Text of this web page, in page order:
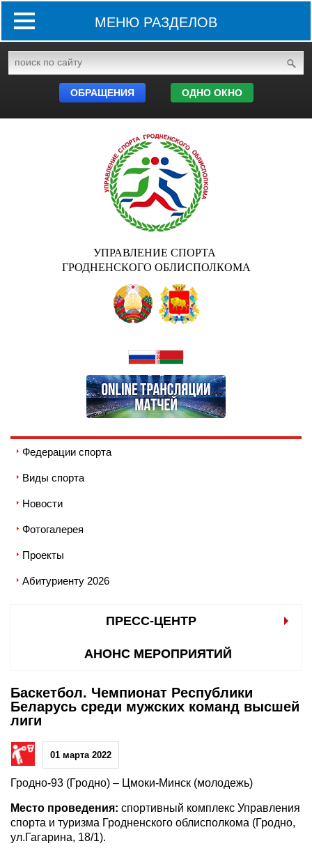
МЕНЮ РАЗДЕЛОВ
ОБРАЩЕНИЯ ОДНО ОКНО
УПРАВЛЕНИЕ СПОРТА
ГРОДНЕНСКОГО ОБЛИСПОЛКОМА
Федерации спорта
Виды спорта
Новости
Фотогалерея
Проекты
Абитуриенту 2026
ПРЕСС-ЦЕНТР
АНОНС МЕРОПРИЯТИЙ
Баскетбол. Чемпионат Республики
Беларусь среди мужских команд высшей
лиги
01 марта 2022
Гродно-93 (Гродно) – Цмоки-Минск (молодежь)
Место проведения: спортивный комплекс Управления
спорта и туризма Гродненского облисполкома (Гродно,
ул.Гагарина, 18/1).